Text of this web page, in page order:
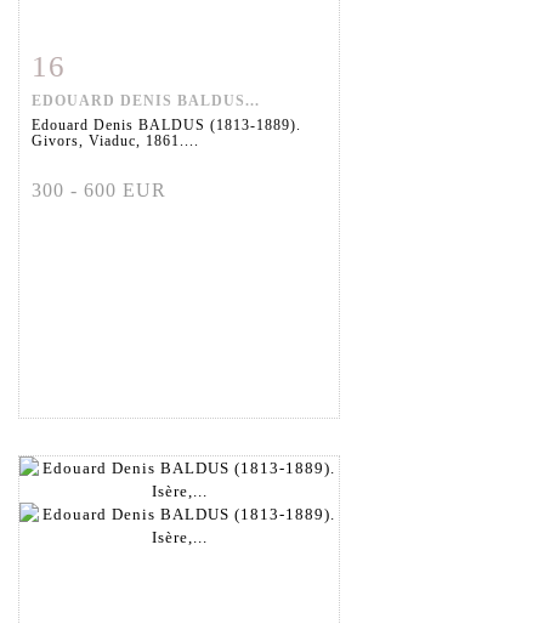
Fiche détaillée
16
EDOUARD DENIS BALDUS...
Edouard Denis BALDUS (1813-1889).
Givors, Viaduc, 1861....
300 - 600 EUR